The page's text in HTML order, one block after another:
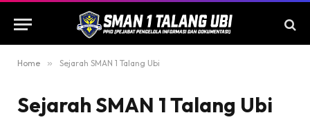
Home » Sejarah SMAN 1 Talang Ubi
Sejarah SMAN 1 Talang Ubi